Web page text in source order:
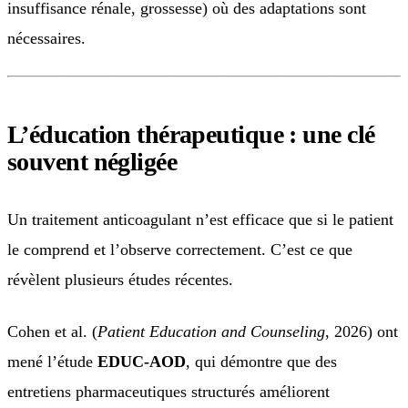
insuffisance rénale, grossesse) où des adaptations sont
nécessaires.
L’éducation thérapeutique : une clé
souvent négligée
Un traitement anticoagulant n’est efficace que si le patient
le comprend et l’observe correctement. C’est ce que
révèlent plusieurs études récentes.
Cohen et al. (Patient Education and Counseling, 2026) ont
mené l’étude EDUC-AOD, qui démontre que des
entretiens pharmaceutiques structurés améliorent